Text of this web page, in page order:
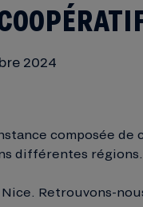
2024
composée
différentes régions.
Retrouvons-